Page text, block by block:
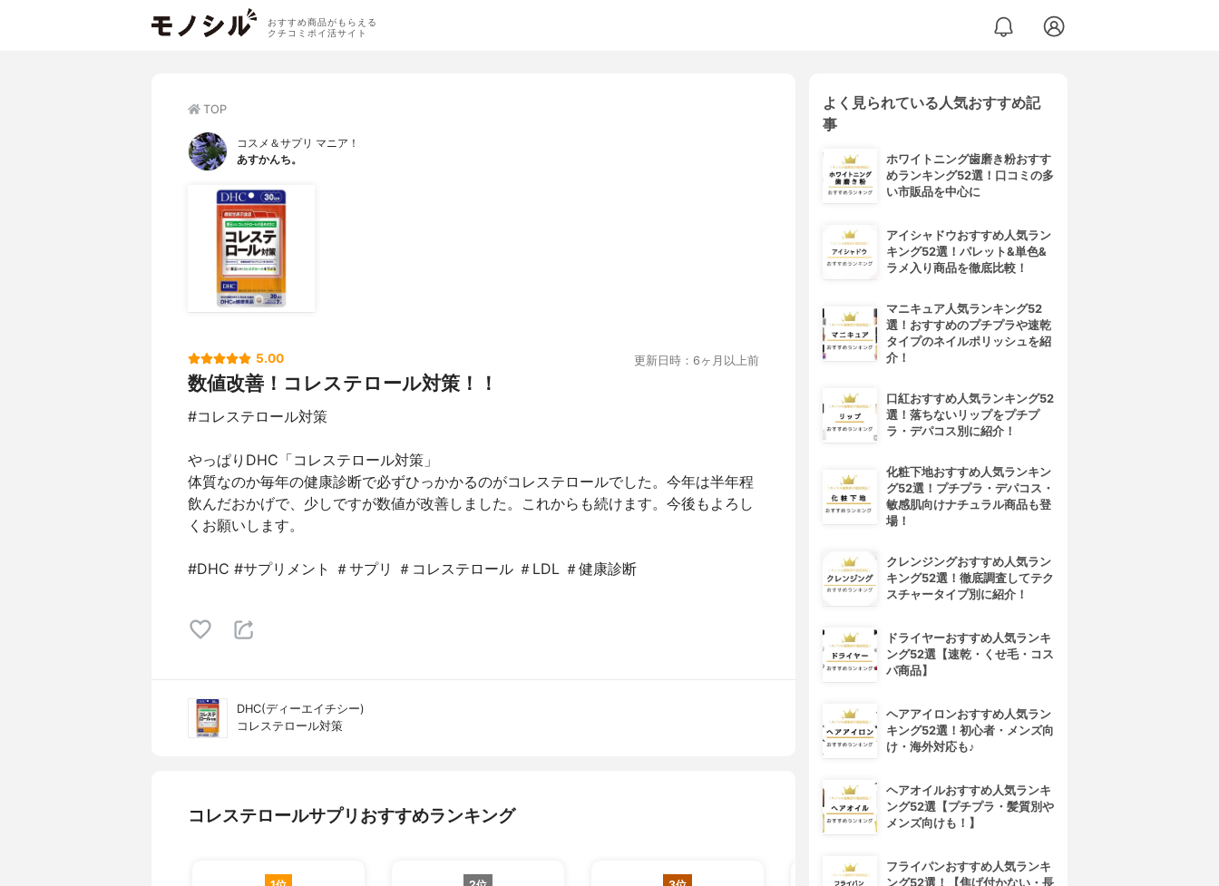
おすすめ商品がもらえる
クチコミポイ活サイト
TOP
コスメ＆サプリ マニア！
あすかんち。
5.00 更新日時：6ヶ月以上前
数値改善！コレステロール対策！！
#コレステロール対策
やっぱりDHC「コレステロール対策」
体質なのか毎年の健康診断で必ずひっかかるのがコレステロールでした。今年は半年程
飲んだおかげで、少しですが数値が改善しました。これからも続けます。今後もよろし
くお願いします。
#DHC #サプリメント ＃サプリ ＃コレステロール ＃LDL ＃健康診断
DHC(ディーエイチシー)
コレステロール対策
コレステロールサプリおすすめランキング
よく見られている人気おすすめ記
事
ホワイトニング歯磨き粉おすす
めランキング52選！口コミの多
い市販品を中心に
アイシャドウおすすめ人気ラン
キング52選！パレット&単色&
ラメ入り商品を徹底比較！
マニキュア人気ランキング52
選！おすすめのプチプラや速乾
タイプのネイルポリッシュを紹
介！
口紅おすすめ人気ランキング52
選！落ちないリップをプチプ
ラ・デパコス別に紹介！
化粧下地おすすめ人気ランキン
グ52選！プチプラ・デパコス・
敏感肌向けナチュラル商品も登
場！
クレンジングおすすめ人気ラン
キング52選！徹底調査してテク
スチャータイプ別に紹介！
ドライヤーおすすめ人気ランキ
ング52選【速乾・くせ毛・コス
パ商品】
ヘアアイロンおすすめ人気ラン
キング52選！初心者・メンズ向
け・海外対応も♪
ヘアオイルおすすめ人気ランキ
ング52選【プチプラ・髪質別や
メンズ向けも！】
フライパンおすすめ人気ランキ
ング52選！【焦げ付かない・長